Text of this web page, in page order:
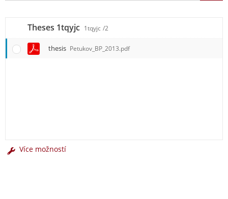
Theses 1tqyjc 1tqyjc /2
thesis Petukov_BP_2013.pdf
Více možností